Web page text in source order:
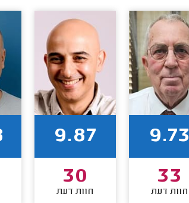
9.73
33
חוות דעת
9.87
30
חוות דעת